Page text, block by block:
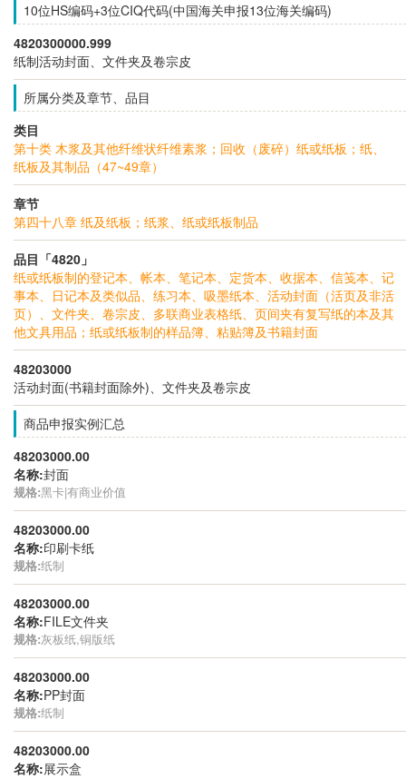
10位HS编码+3位CIQ代码(中国海关申报13位海关编码)
4820300000.999
纸制活动封面、文件夹及卷宗皮
所属分类及章节、品目
类目
第十类 木浆及其他纤维状纤维素浆；回收（废碎）纸或纸板；纸、
纸板及其制品（47~49章）
章节
第四十八章 纸及纸板；纸浆、纸或纸板制品
品目「4820」
纸或纸板制的登记本、帐本、笔记本、定货本、收据本、信笺本、记
事本、日记本及类似品、练习本、吸墨纸本、活动封面（活页及非活
页）、文件夹、卷宗皮、多联商业表格纸、页间夹有复写纸的本及其
他文具用品；纸或纸板制的样品簿、粘贴簿及书籍封面
48203000
活动封面(书籍封面除外)、文件夹及卷宗皮
商品申报实例汇总
48203000.00
名称:封面
规格:黑卡|有商业价值
48203000.00
名称:印刷卡纸
规格:纸制
48203000.00
名称:FILE文件夹
规格:灰板纸,铜版纸
48203000.00
名称:PP封面
规格:纸制
48203000.00
名称:展示盒